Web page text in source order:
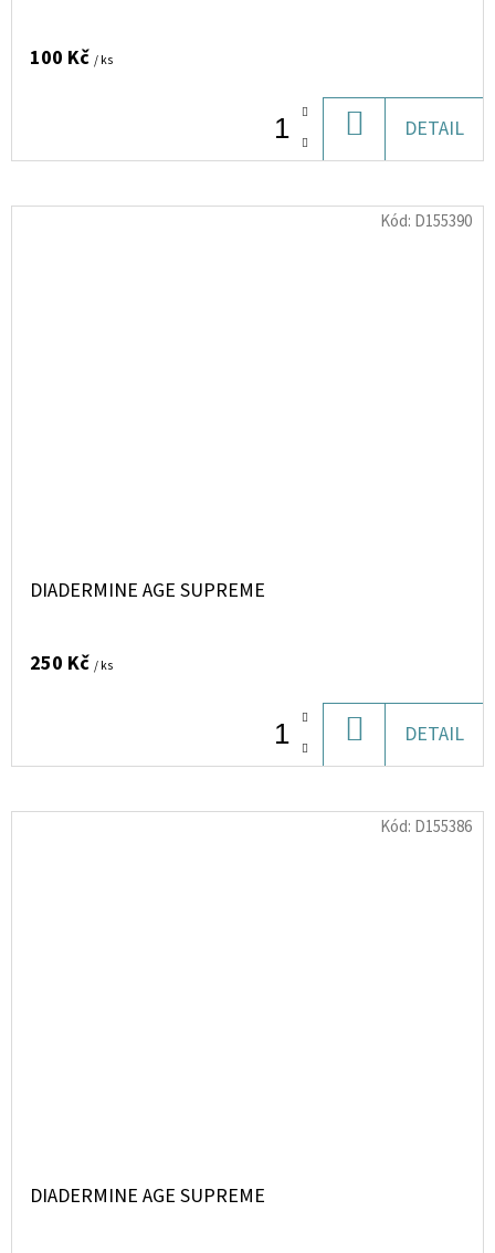
100 Kč / ks
KOŠÍKU
DETAIL
DIADERMINE AGE SUPREME
250 Kč / ks
KOŠÍKU
DETAIL
Kód: D155390
DIADERMINE AGE SUPREME
Kód: D155386